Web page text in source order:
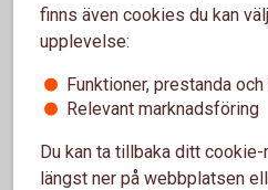
När får jag mina
Om du har ansökt online och
kommer pengarna att sättas in
vardagar före kl. 18:00.
Kan jag höja mitt
finns även cookies du kan
upplevelse:
Funktioner, prestanda
Relevant marknadsföring
Du kan ta tillbaka ditt
längst ner på webbplatsen